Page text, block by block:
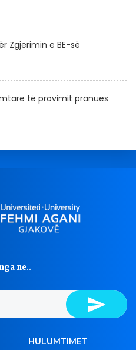
Zgjerimin e BE-së
të provimit pranues
ne..
HULUMTIMET